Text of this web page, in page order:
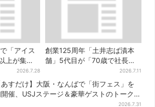
「アイス
上が集
が当たる
2026.7.28
創業125周年「土井志ば漬本
舗」5代目が「70歳で社長を
交代」、今後の展開は？【老
舗の継承】
2026.7.11
あすだけ】大阪・なんばで「街フェス」を
催、USJステージ＆豪華ゲストのトークシ
2026.7.31